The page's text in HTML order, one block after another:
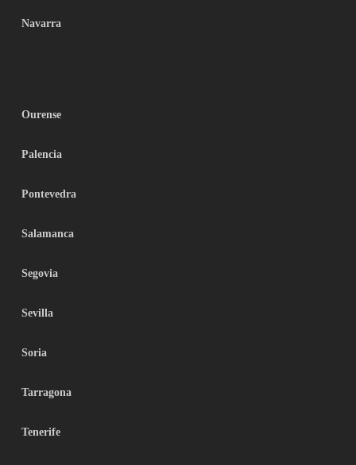
Navarra
Ourense
Palencia
Pontevedra
Salamanca
Segovia
Sevilla
Soria
Tarragona
Tenerife